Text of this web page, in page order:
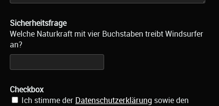
Sicherheitsfrage
Welche Naturkraft mit vier Buchstaben treibt Windsurfer
an?
Checkbox
Ich stimme der Datenschutzerklärung sowie den